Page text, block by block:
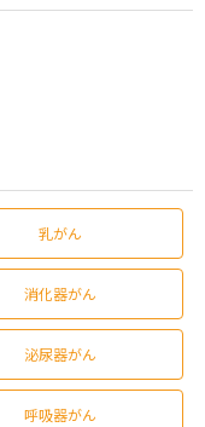
乳がん
消化器がん
泌尿器がん
呼吸器がん